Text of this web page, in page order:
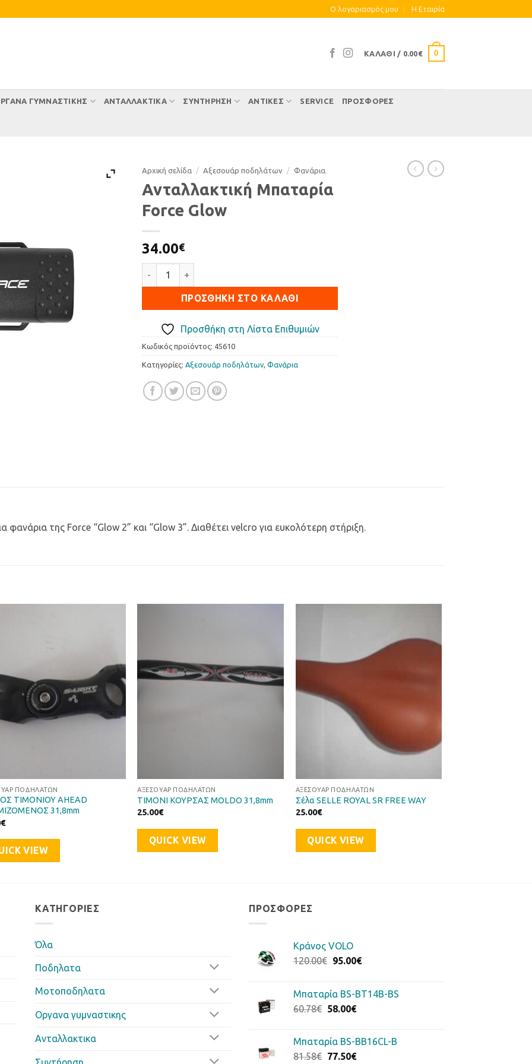
Ο λογαριασμός μου Η Eταιρία
ΚΑΛΆΘΙ / 0.00€ 0
ΓΥΜΝΑΣΤΙΚΗΣ ΑΝΤΑΛΛΑΚΤΙΚΑ ΣΥΝΤΉΡΗΣΗ ΑΝΤΊΚΕΣ SERVICE ΠΡΟΣΦΟΡΕΣ
Αρχική σελίδα / Αξεσουάρ ποδηλάτων / Φανάρια
Ανταλλακτική Μπαταρία
Force Glow
34.00€
ΠΡΟΣΘΉΚΗ ΣΤΟ ΚΑΛΆΘΙ
Προσθήκη στη Λίστα Επιθυμιών
Κωδικός προϊόντος: 45610
Κατηγορίες: Αξεσουάρ ποδηλάτων, Φανάρια
της Force “Glow 2” και “Glow 3”. Διαθέτει velcro για ευκολότερη στήριξη.
ΠΟΔΗΛΆΤΩΝ
ΤΙΜΟΝΙΟΥ AHEAD
31,8mm
€
VIEW
ΑΞΕΣΟΥΆΡ ΠΟΔΗΛΆΤΩΝ
ΤΙΜΟΝΙ ΚΟΥΡΣΑΣ MOLDO 31,8mm
25.00€
QUICK VIEW
Προσθήκη
ΑΞΕΣΟΥΆΡ ΠΟΔΗΛΆΤΩΝ
Σέλα SELLE ROYAL SR FREE WAY
25.00€
QUICK VIEW
ΚΑΤΗΓΟΡΊΕΣ
Όλα
Ποδηλατα
Μοτοποδηλατα
Οργανα γυμναστικης
Ανταλλακτικα
ΠΡΟΣΦΟΡΈΣ
Κράνος VOLO
120.00€ Original
120.00€.
95.00€Η
είναι:
Μπαταρία BS-BT14B-BS
60.78€ Original
60.78€.
58.00€Η
είναι:
58.00€.
Μπαταρία BS-BB16CL-B
81.58€ Original
77.50€Η